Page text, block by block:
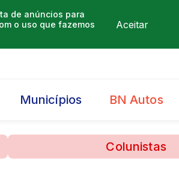
de anúncios para
o uso que fazemos
Aceitar
Municípios BN Autos
Colunistas